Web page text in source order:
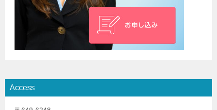
Access